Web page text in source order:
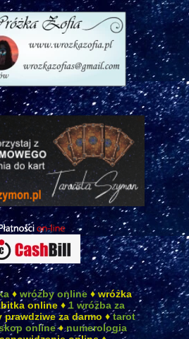
♦ wróżby online ♦ wróżka
online ♦ 1 wróżba za
prawdziwe za darmo ♦tarot
online♦numerologia